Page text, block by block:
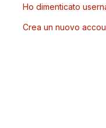
Ho dimenticato
Crea un nuovo